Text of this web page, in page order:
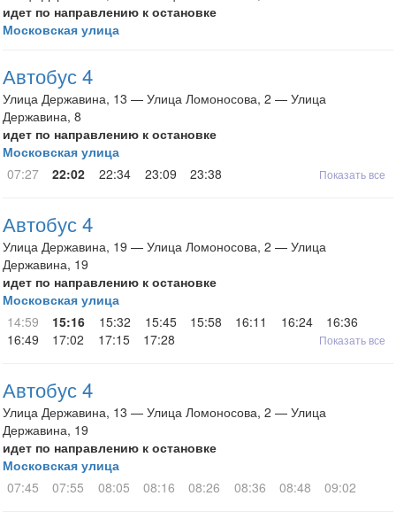
идет по направлению к остановке
Московская улица
Автобус 4
Улица Державина, 13 — Улица Ломоносова, 2 — Улица
Державина, 8
идет по направлению к остановке
Московская улица
07:27
22:02 22:34 23:09 23:38 Показать все
Автобус 4
Улица Державина, 19 — Улица Ломоносова, 2 — Улица
Державина, 19
идет по направлению к остановке
Московская улица
14:59
15:16 15:32 15:45 15:58 16:11 16:24
16:36
16:49
17:02 17:15 17:28 Показать все
Автобус 4
Улица Державина, 13 — Улица Ломоносова, 2 — Улица
Державина, 19
идет по направлению к остановке
Московская улица
07:45
07:55 08:05 08:16 08:26 08:36 08:48 09:02